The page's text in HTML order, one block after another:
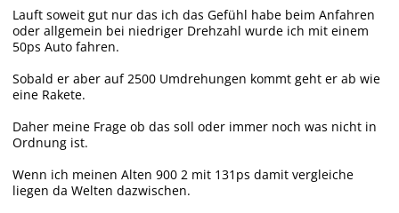
Lauft soweit gut nur das ich das Gefühl habe beim Anfahren
oder allgemein bei niedriger Drehzahl wurde ich mit einem
50ps Auto fahren.
Sobald er aber auf 2500 Umdrehungen kommt geht er ab wie
eine Rakete.
Daher meine Frage ob das soll oder immer noch was nicht in
Ordnung ist.
Wenn ich meinen Alten 900 2 mit 131ps damit vergleiche
liegen da Welten dazwischen.